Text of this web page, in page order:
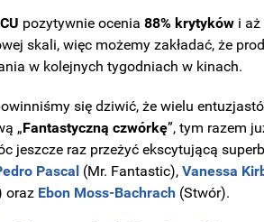
pozytywnie ocenia 88% krytyków i aż
skali, więc możemy zakładać, że
w kolejnych tygodniach w kinach.
się dziwić, że wielu
„Fantastyczną czwórkę”, tym razem
jeszcze raz przeżyć ekscytującą
Pascal (Mr. Fantastic),Vanessa
oraz Ebon Moss-Bachrach (Stwór).